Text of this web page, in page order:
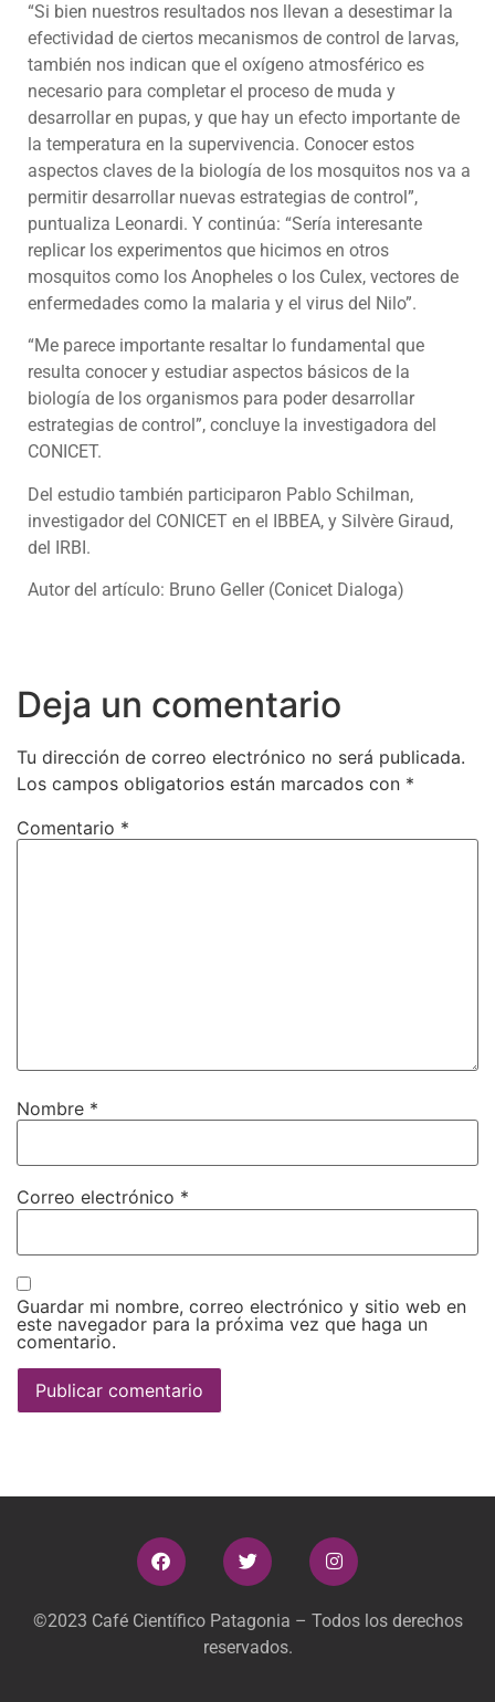
“Si bien nuestros resultados nos llevan a desestimar la
efectividad de ciertos mecanismos de control de larvas,
también nos indican que el oxígeno atmosférico es
necesario para completar el proceso de muda y
desarrollar en pupas, y que hay un efecto importante de
la temperatura en la supervivencia. Conocer estos
aspectos claves de la biología de los mosquitos nos va a
permitir desarrollar nuevas estrategias de control”,
puntualiza Leonardi. Y continúa: “Sería interesante
replicar los experimentos que hicimos en otros
mosquitos como los Anopheles o los Culex, vectores de
enfermedades como la malaria y el virus del Nilo”.
“Me parece importante resaltar lo fundamental que
resulta conocer y estudiar aspectos básicos de la
biología de los organismos para poder desarrollar
estrategias de control”, concluye la investigadora del
CONICET.
Del estudio también participaron Pablo Schilman,
investigador del CONICET en el IBBEA, y Silvère Giraud,
del IRBI.
Autor del artículo: Bruno Geller (Conicet Dialoga)
Deja un comentario
Tu dirección de correo electrónico no será publicada.
Los campos obligatorios están marcados con *
Comentario *
Nombre *
Correo electrónico *
Guardar mi nombre, correo electrónico y sitio web en
este navegador para la próxima vez que haga un
comentario.
©2023 Café Científico Patagonia – Todos los derechos
reservados.